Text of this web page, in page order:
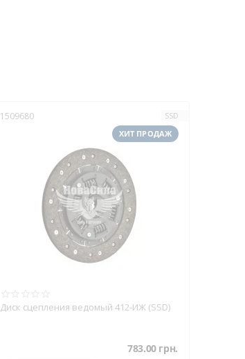
1509680
SSD
ХИТ ПРОДАЖ
Диск сцепления ведомый 412-ИЖ (SSD)
783.00 грн.